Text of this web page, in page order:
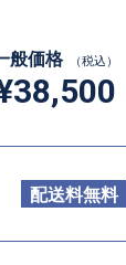
般価格 （税込）
配送料無料